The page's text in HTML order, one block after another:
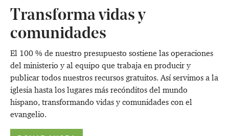
Transforma vidas y
comunidades
El 100 % de nuestro presupuesto sostiene las operaciones
del ministerio y al equipo que trabaja en producir y
publicar todos nuestros recursos gratuitos. Así servimos a la
iglesia hasta los lugares más recónditos del mundo
hispano, transformando vidas y comunidades con el
evangelio.